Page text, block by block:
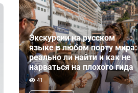
Экскурсии на русском
языке в любом порту мира:
реально ли найти и как не
нарваться на плохого гида
41